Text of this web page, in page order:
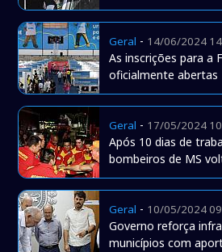
Geral - 14/06/2024
As inscrições para a
oficialmente abertas
Geral - 17/05/2024
Após 10 dias de
bombeiros de MS
Geral - 10/05/2024
Governo reforça
municípios com